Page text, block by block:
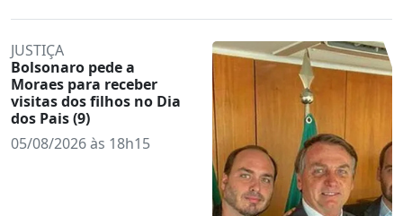
JUSTIÇA
Bolsonaro pede a
Moraes para receber
visitas dos filhos no Dia
dos Pais (9)
05/08/2026 às 18h15